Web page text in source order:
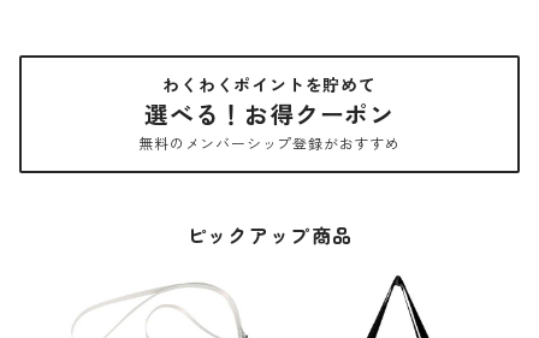
わくわくポイントを貯めて
選べる！お得クーポン
無料のメンバーシップ登録がおすすめ
ピックアップ商品